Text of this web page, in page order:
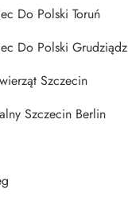
Do Polski Toruń
Do Polski Grudziądz
Szczecin
Szczecin Berlin